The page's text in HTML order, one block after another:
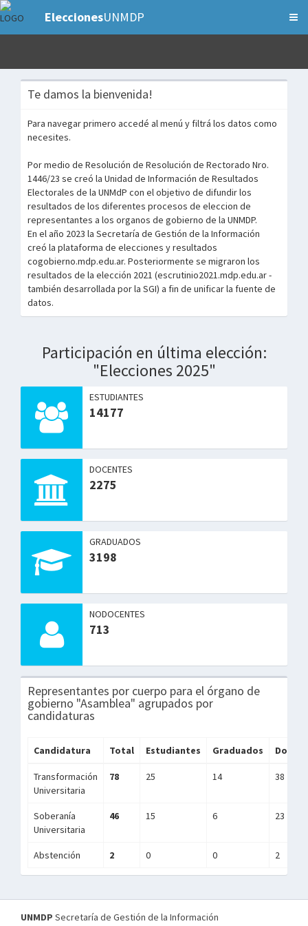
EleccionesUNMDP
Te damos la bienvenida!
Para navegar primero accedé al menú y filtrá los datos como
necesites.
Por medio de Resolución de Resolución de Rectorado Nro.
1446/23 se creó la Unidad de Información de Resultados
Electorales de la UNMdP con el objetivo de difundir los
resultados de los diferentes procesos de eleccion de
representantes a los organos de gobierno de la UNMDP.
En el año 2023 la Secretaría de Gestión de la Información
creó la plataforma de elecciones y resultados
cogobierno.mdp.edu.ar. Posteriormente se migraron los
resultados de la elección 2021 (escrutinio2021.mdp.edu.ar -
también desarrollada por la SGI) a fin de unificar la fuente de
datos.
Participación en última elección:
"Elecciones 2025"
ESTUDIANTES
14177
DOCENTES
2275
GRADUADOS
3198
NODOCENTES
713
Representantes por cuerpo para el órgano de
gobierno "Asamblea" agrupados por
candidaturas
Candidatura Total Estudiantes Graduados
Transformación
Universitaria
78 25 14 38
Soberanía
Universitaria
46 15 6 23
Abstención 2 0 0 2
UNMDP Secretaría de Gestión de la Información